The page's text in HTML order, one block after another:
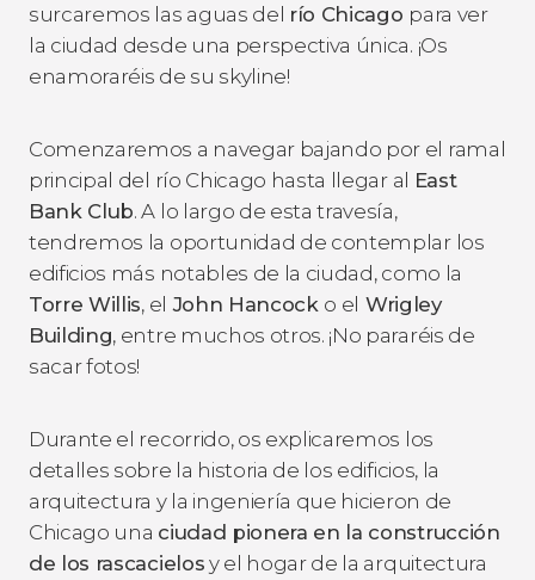
surcaremos las aguas del río Chicago para ver
la ciudad desde una perspectiva única. ¡Os
enamoraréis de su skyline!
Comenzaremos a navegar bajando por el ramal
principal del río Chicago hasta llegar al East
Bank Club. A lo largo de esta travesía,
tendremos la oportunidad de contemplar los
edificios más notables de la ciudad, como la
Torre Willis, el John Hancock o el Wrigley
Building, entre muchos otros. ¡No pararéis de
sacar fotos!
Durante el recorrido, os explicaremos los
detalles sobre la historia de los edificios, la
arquitectura y la ingeniería que hicieron de
Chicago una ciudad pionera en la construcción
de los rascacielos y el hogar de la arquitectura